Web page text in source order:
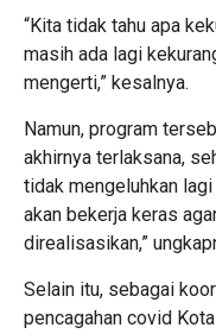
“Kita tidak tahu apa
masih ada lagi
mengerti,” kesalnya.
Namun, program
akhirnya terlaksana,
tidak mengeluhkan
akan bekerja keras
direalisasikan,”
Selain itu, sebagai
pencagahan covid